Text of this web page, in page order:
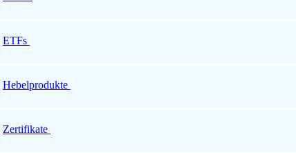
ETFs
Hebelprodukte
Zertifikate